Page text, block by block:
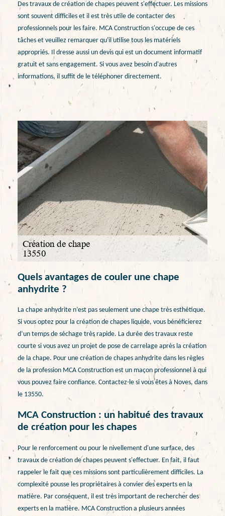
Des travaux de création de chapes peuvent s'effectuer. Les missions
sont souvent difficiles et il est très utile de contacter des
professionnels pour les faire. MCA Construction s'occupe de ces
tâches et veuillez remarquer qu'il utilise tous les matériels
appropriés. Il dresse aussi un devis qui est un document informatif
gratuit et sans engagement. Si vous avez besoin d'autres
informations, il suffit de le téléphoner directement.
Quels avantages de couler une chape
anhydrite ?
La chape anhydrite n’est pas seulement une chape très esthétique.
Si vous optez pour la création de chapes liquide, vous bénéficierez
d’un temps de séchage très rapide. La durée des travaux reste
courte si vous avez un projet de pose de carrelage après la création
de la chape. Pour une création de chapes anhydrite dans les règles
de la profession MCA Construction est un maçon professionnel à qui
vous pouvez faire confiance. Contactez-le si vous êtes à Noves, dans
le 13550.
MCA Construction : un habitué des travaux
de création pour les chapes
Pour le renforcement ou pour le nivellement d'une surface, des
travaux de création de chapes peuvent s'effectuer. En fait, il faut
rappeler le fait que ces missions sont particulièrement difficiles. La
complexité pousse les propriétaires à convier des experts en la
matière. Par conséquent, il est très important de rechercher des
experts en la matière. MCA Construction a plusieurs années